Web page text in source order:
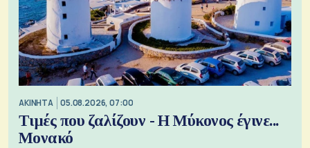
ΑΚΙΝΗΤΑ 05.08.2026, 07:00
Τιμές που ζαλίζουν - Η Μύκονος έγινε...
Μονακό